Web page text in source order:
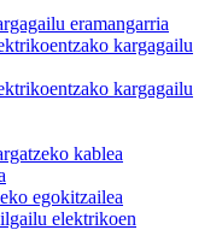
eramangarria
kargagailu
kargagailu
kablea
egokitzailea
elektrikoen